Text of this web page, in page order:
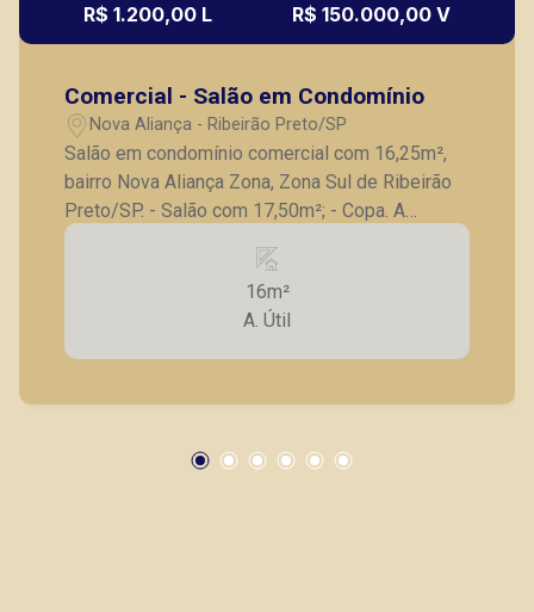
R$ 1.200,00 L R$ 150.000,00 V
Comercial - Salão em Condomínio
Nova Aliança - Ribeirão Preto/SP
Salão em condomínio comercial com 16,25m²,
bairro Nova Aliança Zona, Zona Sul de Ribeirão
Preto/SP. - Salão com 17,50m²; - Copa. A
Piramid tem como objetivo atender seus
clientes com agilidade e segurança, em locação,
vendas de imóveis prontos, usados ou mesmo
nos principais lançamentos da cidade de
Ribeirão Preto.
16m²
A. Útil